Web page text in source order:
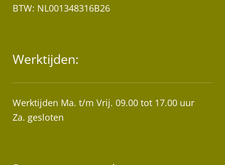
BTW: NL001348316B26
Werktijden:
Werktijden Ma. t/m Vrij. 09.00 tot 17.00 uur
Za. gesloten